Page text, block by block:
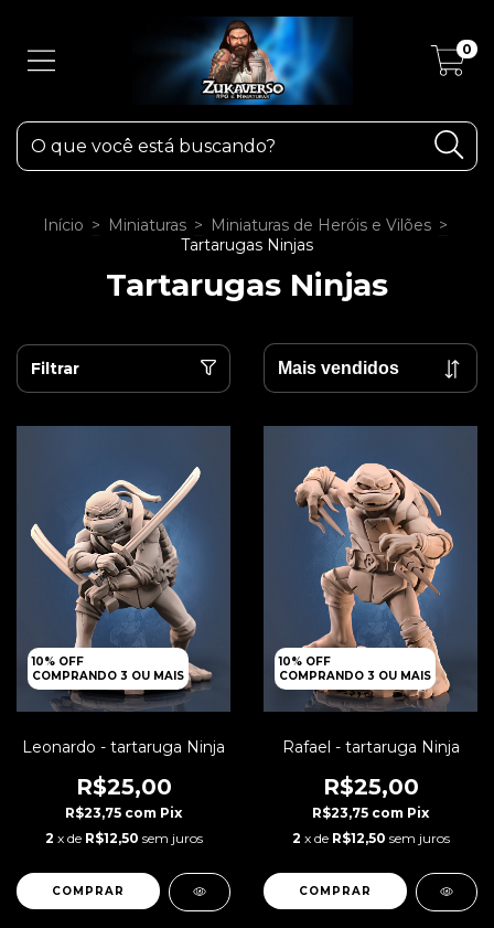
0
Início > Miniaturas > Miniaturas de Heróis e Vilões >
Tartarugas Ninjas
Tartarugas Ninjas
Filtrar
10% OFF
COMPRANDO 3 OU MAIS
Leonardo - tartaruga Ninja
R$25,00
R$23,75 com Pix
2 x de R$12,50 sem juros
10% OFF
COMPRANDO 3 OU MAIS
Rafael - tartaruga Ninja
R$25,00
R$23,75 com Pix
2 x de R$12,50 sem juros